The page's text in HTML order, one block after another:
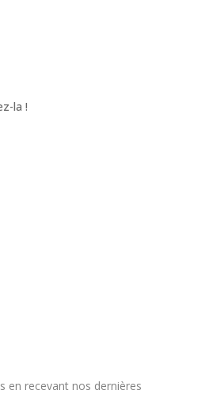
la !
en recevant nos dernières